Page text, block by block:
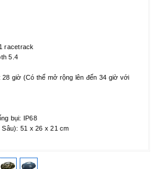
racetrack
5.4
giờ (Có thể mở rộng lên đến 34 giờ với
bụi: IP68
51 x 26 x 21 cm